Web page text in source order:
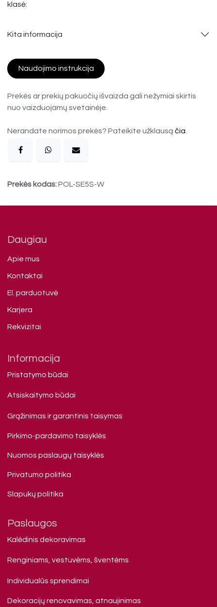
klasė:
Kita informacija
Naudojimo instrukcija
Prekės ar prekių pakuočių išvaizda gali nežymiai skirtis
nuo vaizduojamų svetainėje.
Nerandate norimos prekės? Pateikite užklausą čia
Prekės kodas:POL-SE5S-W
Daugiau
Apie mus
Kontaktai
El. parduotuvė
Karjera
Rekvizitai
Informacija
Pristatymo būdai
Atsiskaitymo būdai
Grąžinimas ir garantinis taisymas
Pirkimo-pardavimo taisyklės
Nuomos paslaugų taisyklės
Privatumo politika
Slapukų politika
Paslaugos
Kalėdinis dekoravimas
Renginiams, vestuvėms, šventėms
Individualūs sprendimai
Dekoracijų renovavimas, atnaujinimas